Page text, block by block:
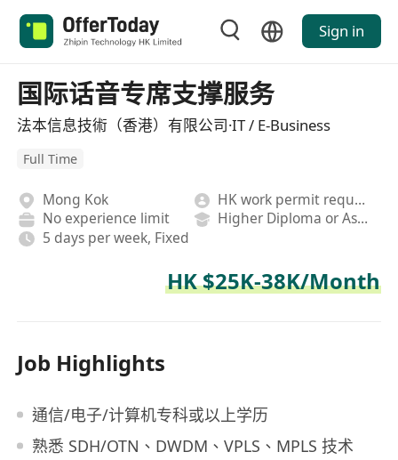
Sign in
国际话音专席支撑服务
法本信息技術（香港）有限公司·IT / E-Business
Full Time
Mong Kok
HK work permit required
No experience limit
Higher Diploma or Associate Degree
5 days per week, Fixed
HK $25K-38K/Month
Job Highlights
通信/电子/计算机专科或以上学历
熟悉 SDH/OTN、DWDM、VPLS、MPLS 技术